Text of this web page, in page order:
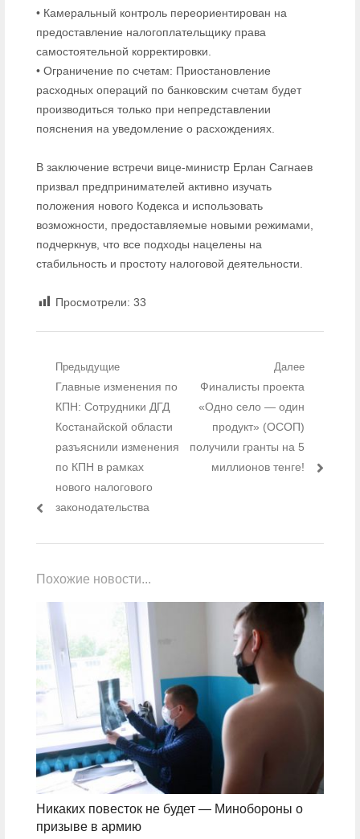
• Камеральный контроль переориентирован на
предоставление налогоплательщику права
самостоятельной корректировки.
• Ограничение по счетам: Приостановление
расходных операций по банковским счетам будет
производиться только при непредставлении
пояснения на уведомление о расхождениях.
В заключение встречи вице-министр Ерлан Сагнаев
призвал предпринимателей активно изучать
положения нового Кодекса и использовать
возможности, предоставляемые новыми режимами,
подчеркнув, что все подходы нацелены на
стабильность и простоту налоговой деятельности.
Просмотрели: 33
Навигация по записям
Предыдущие
Предыдущий пост:
Главные изменения по
КПН: Сотрудники ДГД
Костанайской области
разъяснили изменения
по КПН в рамках
нового налогового
законодательства
Далее
Следующий пост:
Финалисты проекта
«Одно село — один
продукт» (ОСОП)
получили гранты на 5
миллионов тенге!
Похожие новости...
Никаких повесток не будет — Минобороны о
призыве в армию